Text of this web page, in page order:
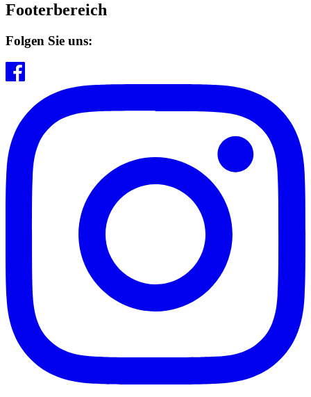
Footerbereich
Folgen Sie uns: